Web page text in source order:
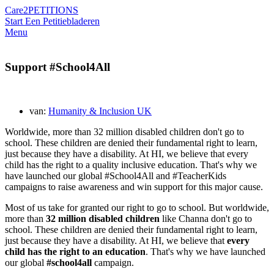
Care2PETITIONS
Start Een Petitiebladeren
Menu
Support #School4All
van: Humanity & Inclusion UK
Worldwide, more than 32 million disabled children don't go to
school. These children are denied their fundamental right to learn,
just because they have a disability. At HI, we believe that every
child has the right to a quality inclusive education. That's why we
have launched our global #School4All and #TeacherKids
campaigns to raise awareness and win support for this major cause.
Most of us take for granted our right to go to school. But worldwide,
more than 32 million disabled children like Channa don't go to
school. These children are denied their fundamental right to learn,
just because they have a disability. At HI, we believe thatevery
child has the right to an education. That's why we have launched
our global #school4all campaign.